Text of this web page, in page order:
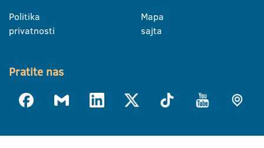
Politika
privatnosti
Mapa
sajta
Pratite nas